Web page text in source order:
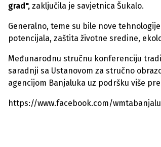
grad", zaključila je savjetnica Šukalo.
Generalno, teme su bile nove
potencijala, zaštita životne sredine,
Međunarodnu stručnu konferenciju
saradnji sa Ustanovom za stručno
agencijom Banjaluka uz podršku više
https://www.facebook.com/